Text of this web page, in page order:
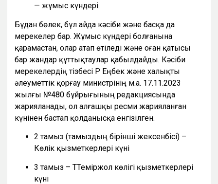
— жұмыс күндері.
Бұдан бөлек, бұл айда кәсіби және басқа да
мерекелер бар. Жұмыс күндері болғанына
қарамастан, олар атап өтіледі және оған қатысы
бар жандар құттықтаулар қабылдайды. Кәсіби
мерекелердің тізбесі ҚР Еңбек және халықты
әлеуметтік қорғау министрінің м.а. 17.11.2023
жылғы №480 бұйрығының редакциясында
жарияланады, ол алғашқы ресми жарияланған
күнінен бастап қолданысқа енгізілген.
2 тамыз (тамыздың бірінші жексенбісі) –
Көлік қызметкерлері күні
3 тамыз – ТТеміржол көлігі қызметкерлері
күні